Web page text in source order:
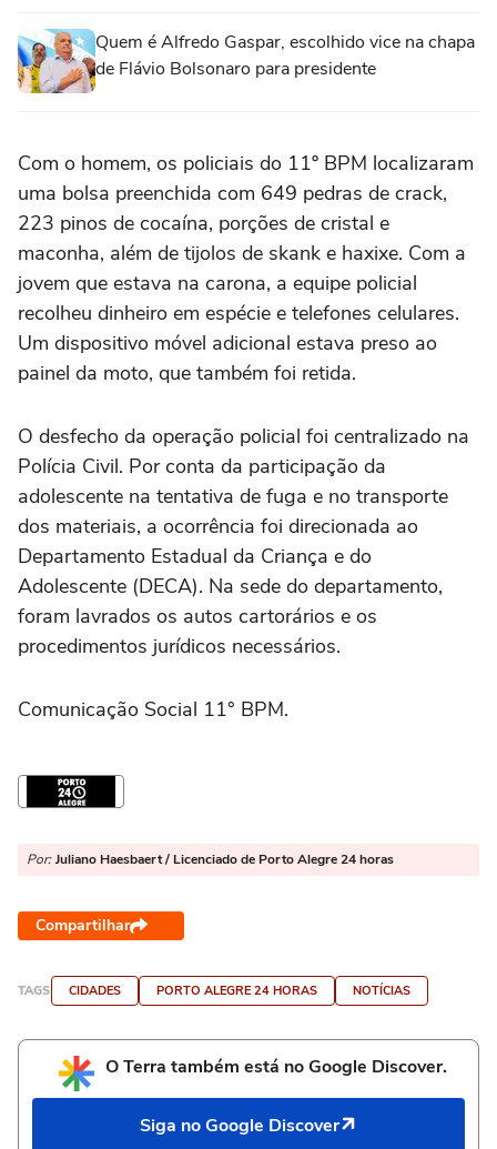
Quem é Alfredo Gaspar, escolhido vice na chapa
de Flávio Bolsonaro para presidente
Com o homem, os policiais do 11º BPM localizaram
uma bolsa preenchida com 649 pedras de crack,
223 pinos de cocaína, porções de cristal e
maconha, além de tijolos de skank e haxixe. Com a
jovem que estava na carona, a equipe policial
recolheu dinheiro em espécie e telefones celulares.
Um dispositivo móvel adicional estava preso ao
painel da moto, que também foi retida.
O desfecho da operação policial foi centralizado na
Polícia Civil. Por conta da participação da
adolescente na tentativa de fuga e no transporte
dos materiais, a ocorrência foi direcionada ao
Departamento Estadual da Criança e do
Adolescente (DECA). Na sede do departamento,
foram lavrados os autos cartorários e os
procedimentos jurídicos necessários.
Comunicação Social 11° BPM.
Por: Juliano Haesbaert / Licenciado de Porto Alegre 24 horas
Compartilhar
TAGS CIDADES PORTO ALEGRE 24 HORAS NOTÍCIAS
O Terra também está no Google Discover.
Siga no Google Discover